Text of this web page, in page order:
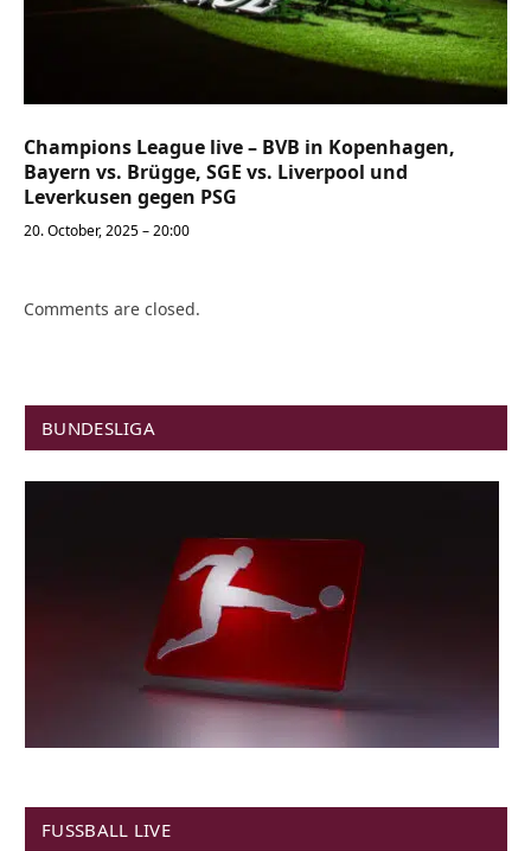
Champions League live – BVB in Kopenhagen,
Bayern vs. Brügge, SGE vs. Liverpool und
Leverkusen gegen PSG
20. October, 2025 – 20:00
Comments are closed.
BUNDESLIGA
FUSSBALL LIVE